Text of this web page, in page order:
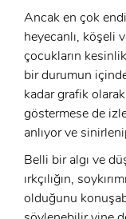
Ancak en çok
heyecanlı, köşeli
çocukların
bir durumun
kadar grafik
göstermese de
anlıyor ve
Belli bir algı ve
ırkçılığın,
olduğunu